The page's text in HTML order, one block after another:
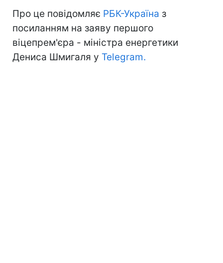
Про це повідомляє РБК-Україна з
посиланням на заяву першого
віцепрем'єра - міністра енергетики
Дениса Шмигаля у Telegram.